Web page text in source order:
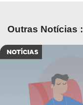
Outras Notícias :